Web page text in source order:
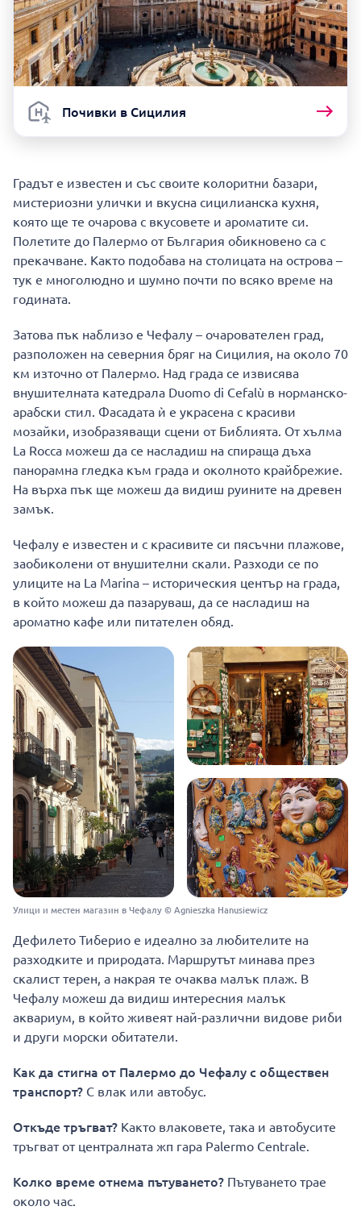
Почивки в Сицилия
Градът е известен и със своите колоритни базари,
мистериозни улички и вкусна сицилианска кухня,
която ще те очарова с вкусовете и ароматите си.
Полетите до Палермо от България обикновено са с
прекачване. Както подобава на столицата на острова –
тук е многолюдно и шумно почти по всяко време на
годината.
Затова пък наблизо е Чефалу – очарователен град,
разположен на северния бряг на Сицилия, на около 70
км източно от Палермо. Над града се извисява
внушителната катедрала Duomo di Cefalù в норманско-
арабски стил. Фасадата ѝ е украсена с красиви
мозайки, изобразяващи сцени от Библията. От хълма
La Rocca можеш да се насладиш на спираща дъха
панорамна гледка към града и околното крайбрежие.
На върха пък ще можеш да видиш руините на древен
замък.
Чефалу е известен и с красивите си пясъчни плажове,
заобиколени от внушителни скали. Разходи се по
улиците на La Marina – историческия център на града,
в който можеш да пазаруваш, да се насладиш на
ароматно кафе или питателен обяд.
Улици и местен магазин в Чефалу © Agnieszka Hanusiewicz
Дефилето Тиберио е идеално за любителите на
разходките и природата. Маршрутът минава през
скалист терен, а накрая те очаква малък плаж. В
Чефалу можеш да видиш интересния малък
аквариум, в който живеят най-различни видове риби
и други морски обитатели.
Как да стигна от Палермо до Чефалу с обществен
транспорт? С влак или автобус.
Откъде тръгват? Както влаковете, така и автобусите
тръгват от централната жп гара Palermo Centrale.
Колко време отнема пътуването? Пътуването трае
около час.